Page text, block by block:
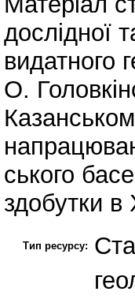
дослідної
видатного
О.
ського
здобутки в
Тип ресурсу: